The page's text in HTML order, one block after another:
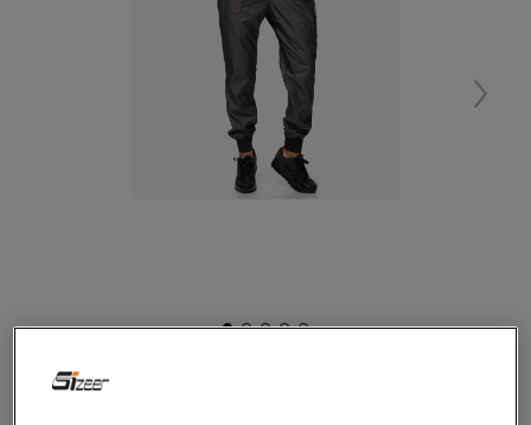
NIKE NOHAVICE WOVEN PANT